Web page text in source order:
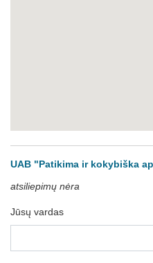
UAB "Patikima ir kokybiška
atsiliepimų nėra
Jūsų vardas